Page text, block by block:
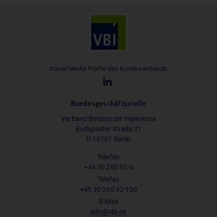
Social Media Profile des Bundesverbands
Bundesgeschäftsstelle
Verband Beratender Ingenieure
Budapester Straße 31
D-10787 Berlin
Telefon
+49 30 260 62-0
Telefax
+49 30 260 62-100
E-Mail
info@vbi.de